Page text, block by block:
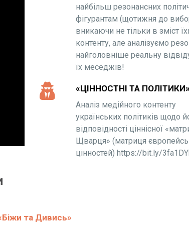
найбільш резонансних
фігурантам (щотижня до
вникаючи не тільки в зміст
контенту, але аналізуємо
найголовніше реальну
їх меседжів!
«ЦІННОСТНІ ТА ПОЛІТИКИ»
Аналіз медійного контенту
українських політиків щодо
відповідності ціннісної
Щварця» (матриця
цінностей) https://bit.ly/
та Дивись»